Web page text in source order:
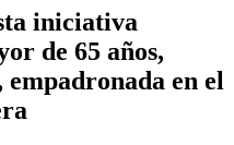
iniciativa
de 65 años,
en el